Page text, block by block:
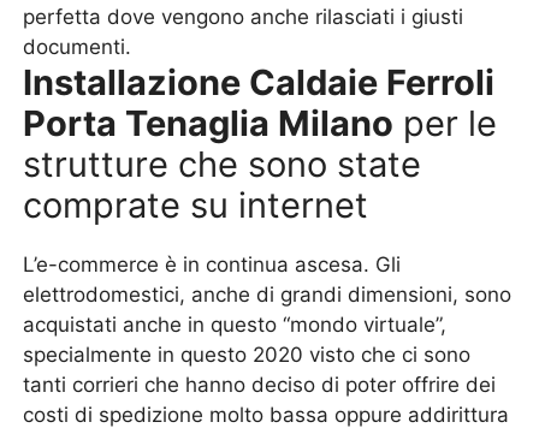
perfetta dove vengono anche rilasciati i giusti
documenti.
Installazione Caldaie Ferroli
Porta Tenaglia Milano per le
strutture che sono state
comprate su internet
L’e-commerce è in continua ascesa. Gli
elettrodomestici, anche di grandi dimensioni, sono
acquistati anche in questo “mondo virtuale”,
specialmente in questo 2020 visto che ci sono
tanti corrieri che hanno deciso di poter offrire dei
costi di spedizione molto bassa oppure addirittura